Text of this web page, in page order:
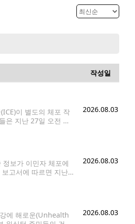
작성일
이 별도의 체포 작
은 지난 27일 오전 시
2026.08.03
보가 이민자 체포에
고서에 따르면 지난
2026.08.03
에 해로운(Unhealth
2026.08.03